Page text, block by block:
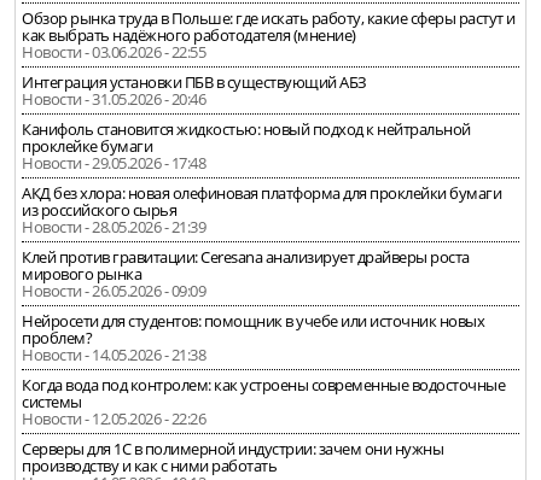
Обзор рынка труда в Польше: где искать работу, какие сферы растут и
как выбрать надёжного работодателя (мнение)
Новости - 03.06.2026 - 22:55
Интеграция установки ПБВ в существующий АБЗ
Новости - 31.05.2026 - 20:46
Канифоль становится жидкостью: новый подход к нейтральной
проклейке бумаги
Новости - 29.05.2026 - 17:48
АКД без хлора: новая олефиновая платформа для проклейки бумаги
из российского сырья
Новости - 28.05.2026 - 21:39
Клей против гравитации: Ceresana анализирует драйверы роста
мирового рынка
Новости - 26.05.2026 - 09:09
Нейросети для студентов: помощник в учебе или источник новых
проблем?
Новости - 14.05.2026 - 21:38
Когда вода под контролем: как устроены современные водосточные
системы
Новости - 12.05.2026 - 22:26
Серверы для 1С в полимерной индустрии: зачем они нужны
производству и как с ними работать